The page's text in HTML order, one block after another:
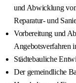
und Abwicklung
Reparatur- und
Vorbereitung und
Angebotsverfahren
Städtebauliche
Der gemeindliche